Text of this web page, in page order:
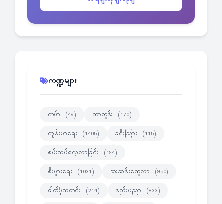
ကဏ္ဍများ
ကဗ်ာ (49) ကာတွန်း (170)
ကျန်းမာရေး (1405) ခရီးသြား (115)
စမ်းသပ်လေ့လာခြင်း (194)
စီးပွားရေး (1031) ထူးဆန်းထွေလာ (950)
ဓါတ်ပုံသတင်း (214) နည်းပညာ (833)